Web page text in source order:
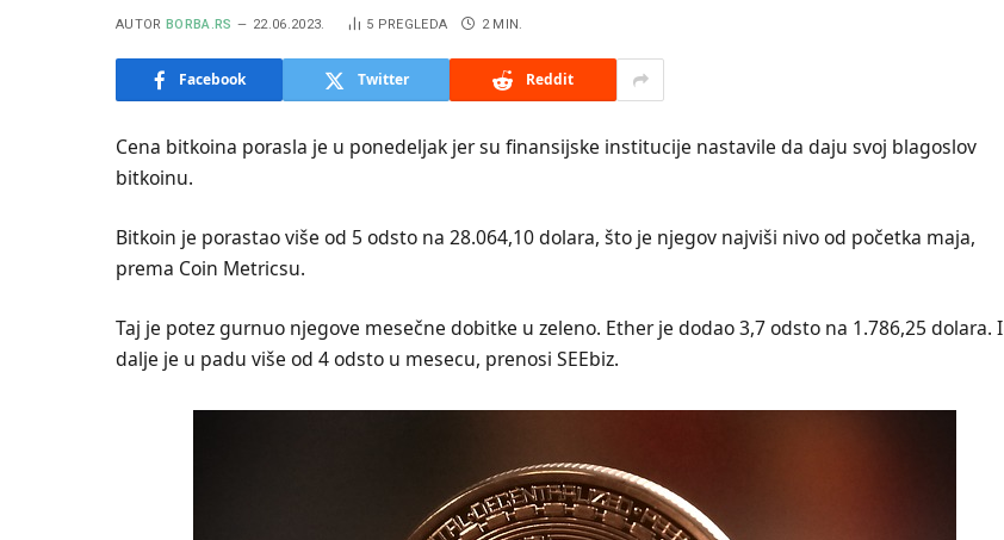
AUTOR BORBA.RS 22.06.2023. 5 PREGLEDA 2 MIN.
Facebook Twitter Reddit
Cena bitkoina porasla je u ponedeljak jer su finansijske institucije nastavile da daju svoj blagoslov
bitkoinu.
Bitkoin je porastao više od 5 odsto na 28.064,10 dolara, što je njegov najviši nivo od početka maja,
prema Coin Metricsu.
Taj je potez gurnuo njegove mesečne dobitke u zeleno. Ether je dodao 3,7 odsto na 1.786,25 dolara. I
dalje je u padu više od 4 odsto u mesecu, prenosi SEEbiz.